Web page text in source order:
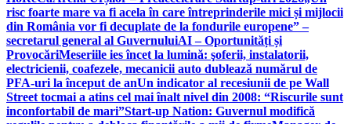
risc foarte mare va fi acela în care întreprinderile mici și mijlocii
din România vor fi decuplate de la fondurile europene” –
secretarul general al GuvernuluiAI – Oportunități și
ProvocăriMeseriile ies încet la lumină: şoferii, instalatorii,
electricienii, coafezele, mecanicii auto dublează numărul de
PFA-uri la început de anUn indicator al recesiunii de pe Wall
Street tocmai a atins cel mai înalt nivel din 2008: “Riscurile sunt
inconfortabil de mari”Start-up Nation: Guvernul modifică